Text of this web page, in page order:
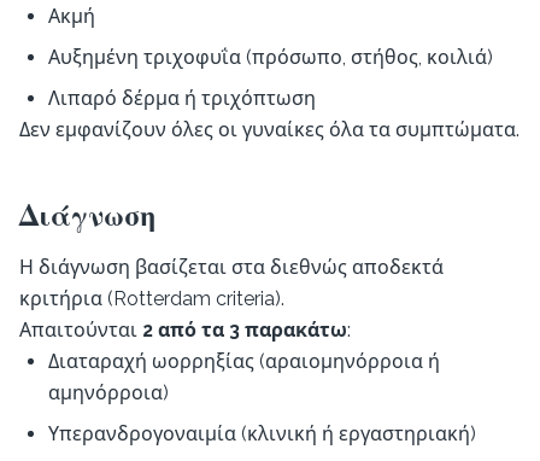
Ακμή
Αυξημένη τριχοφυΐα (πρόσωπο, στήθος, κοιλιά)
Λιπαρό δέρμα ή τριχόπτωση
Δεν εμφανίζουν όλες οι γυναίκες όλα τα συμπτώματα.
Διάγνωση
Η διάγνωση βασίζεται στα διεθνώς αποδεκτά
κριτήρια (Rotterdam criteria).
Απαιτούνται 2 από τα 3 παρακάτω:
Διαταραχή ωορρηξίας (αραιομηνόρροια ή
αμηνόρροια)
Υπερανδρογοναιμία (κλινική ή εργαστηριακή)